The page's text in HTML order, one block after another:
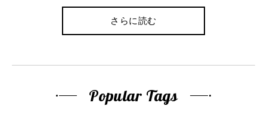
さらに読む
Popular Tags